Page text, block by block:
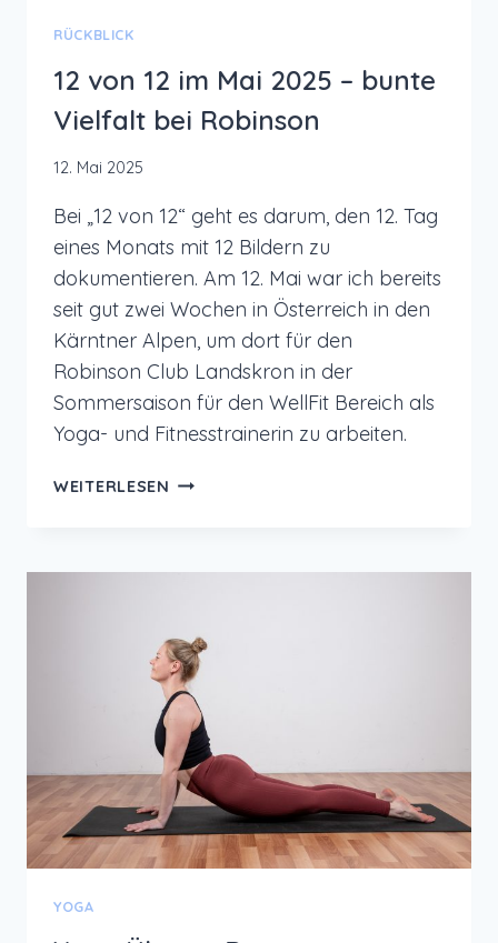
RÜCKBLICK
12 von 12 im Mai 2025 – bunte
Vielfalt bei Robinson
12. Mai 2025
Bei „12 von 12“ geht es darum, den 12. Tag
eines Monats mit 12 Bildern zu
dokumentieren. Am 12. Mai war ich bereits
seit gut zwei Wochen in Österreich in den
Kärntner Alpen, um dort für den
Robinson Club Landskron in der
Sommersaison für den WellFit Bereich als
Yoga- und Fitnesstrainerin zu arbeiten.
WEITERLESEN 12
–
BUNTE
VIELFALT
BEI
ROBINSON
YOGA